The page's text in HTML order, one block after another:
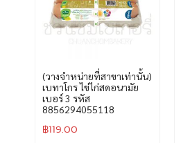
(วางจำหน่ายที่สาขาเท่านั้น)
เบทาโกร ไข่ไก่สดอนามัย
เบอร์ 3 รหัส
8856294055118
฿119.00